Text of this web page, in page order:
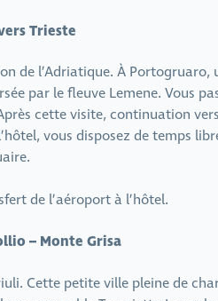
Trieste
de l’Adriatique. À Portogruaro,
par le fleuve Lemene. Vous
cette visite, continuation
vous disposez de temps
de l’aéroport à l’hôtel.
– Monte Grisa
Cette petite ville pleine de